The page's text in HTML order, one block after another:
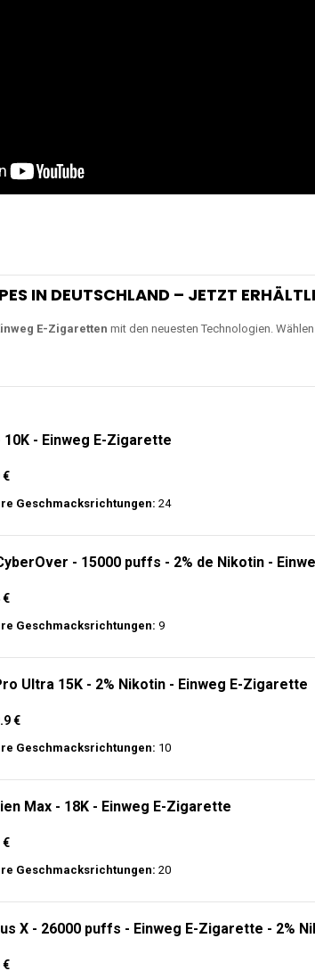
IN DEUTSCHLAND – JETZT
E-Zigaretten mit den neuesten Technologien.
10K - Einweg E-Zigarette
€
Geschmacksrichtungen: 24
- 15000 puffs - 2% de Nikotin -
€
Geschmacksrichtungen: 9
Ultra 15K - 2% Nikotin - Einweg E-Zigarette
€
Geschmacksrichtungen: 10
Max - 18K - Einweg E-Zigarette
€
Geschmacksrichtungen: 20
X - 26000 puffs - Einweg E-Zigarette - 2%
€